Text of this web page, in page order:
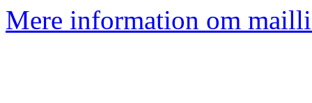
Mere information om